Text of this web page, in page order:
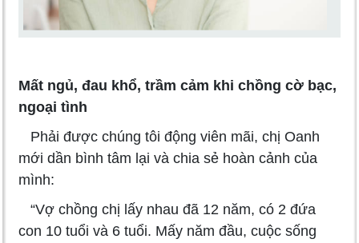
Mất ngủ, đau khổ, trầm cảm khi chồng cờ bạc,
ngoại tình
Phải được chúng tôi động viên mãi, chị Oanh
mới dần bình tâm lại và chia sẻ hoàn cảnh của
mình:
“Vợ chồng chị lấy nhau đã 12 năm, có 2 đứa
con 10 tuổi và 6 tuổi. Mấy năm đầu, cuộc sống